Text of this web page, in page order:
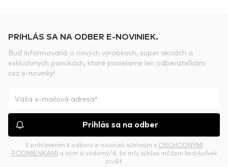
PRIHLÁS SA NA ODBER E-NOVINIEK.
Buď informovaná o nových výrobkoch, super akciách a
exkluzívnych ponukách, ktoré posielame len odberateľkám
cez e-novinky!
Prihlás sa na odber
S prihlásením k odberu e-noviniek súhlasím s OBCHODNÝMI
PODMIENKAMI a som si vedomý/á, že môj súhlas môžem kedykoľvek
zrušiť.